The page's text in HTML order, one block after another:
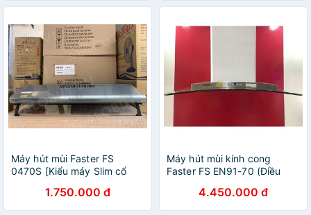
Máy hút mùi Faster FS
0470S [Kiểu máy Slim cổ
Chính Hãng 24 tháng]
1.750.000 đ
Máy hút mùi kính cong
Faster FS EN91-70 (Điều
khỏe, Hút êm, Bảo Hành
Chính Hãng 2 Năm)
4.450.000 đ